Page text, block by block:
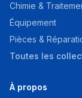
Chimie &
Équipement
Pièces &
Toutes les
À propos